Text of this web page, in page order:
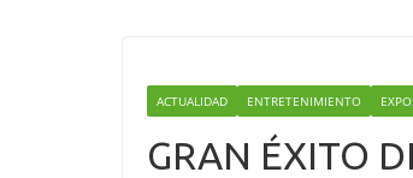
ACTUALIDAD ENTRETENIMIENTO
GRAN ÉXITO